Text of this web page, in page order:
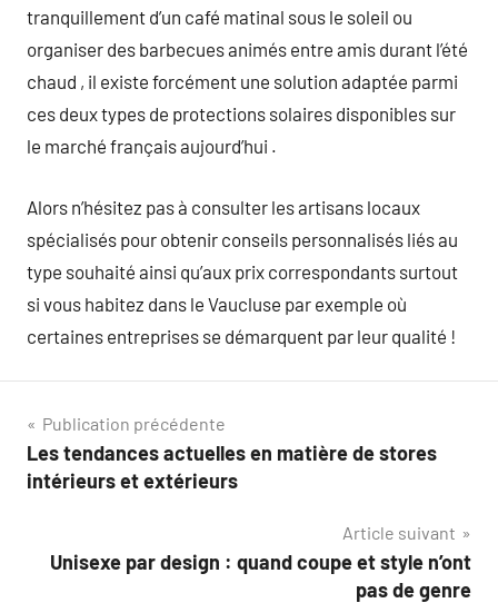
tranquillement d’un café matinal sous le soleil ou
organiser des barbecues animés entre amis durant l’été
chaud , il existe forcément une solution adaptée parmi
ces deux types de protections solaires disponibles sur
le marché français aujourd’hui .
Alors n’hésitez pas à consulter les artisans locaux
spécialisés pour obtenir conseils personnalisés liés au
type souhaité ainsi qu’aux prix correspondants surtout
si vous habitez dans le Vaucluse par exemple où
certaines entreprises se démarquent par leur qualité !
Navigation
de
Publication précédente
Les tendances actuelles en matière de stores
intérieurs et extérieurs
Article suivant
Unisexe par design : quand coupe et style n’ont
pas de genre